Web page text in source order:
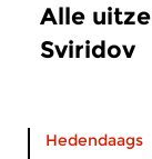
Alle
Sviridov
Hedendaags